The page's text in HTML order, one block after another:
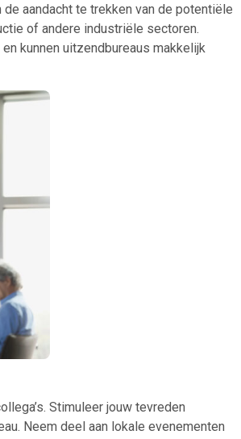
aandacht te trekken van de potentiële
of andere industriële sectoren.
kunnen uitzendbureaus makkelijk
Stimuleer jouw tevreden
Neem deel aan lokale evenementen